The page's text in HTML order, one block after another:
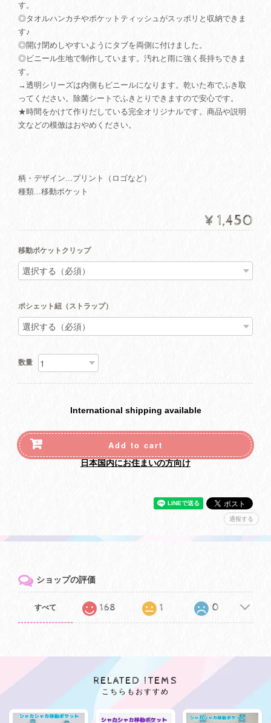
す。
◎タオルハンカチやポケットティッシュがスッポリと収納できま
す♪
◎開け閉めしやすいようにタブを両側に付けました。
◎ビニール生地で制作しています。汚れと雨に強く長持ちできま
す。
→透明シリーズは内側もビニールになります。乾いた布でふき取
ってください。除菌シートでふきとりできますので安心です。
★時間をかけて作りだしている完全オリジナルです。商品や説明
文などの模倣はおやめください。
柄・デザイン...プリント（ロゴなど）
種類...移動ポケット
¥1,450
移動ポケットクリップ
ポシェット紐（ストラップ）
数量
International shipping available
Add to cart
日本国内にお住まいの方向け
通報する
ショップの評価
すべて 168 1 0
RELATED ITEMS
こちらもおすすめ